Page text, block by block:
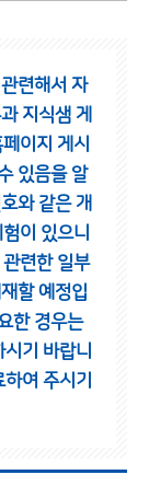
련해서 자
지식샘 게
이지 게시
있음을 알
와 같은 개
이 있으니
련한 일부
할 예정입
한 경우는
기 바랍니
여 주시기